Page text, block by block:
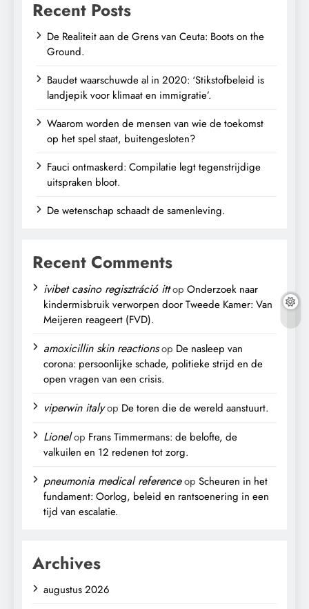
Recent Posts
De Realiteit aan de Grens van Ceuta: Boots on the
Ground.
Baudet waarschuwde al in 2020: ‘Stikstofbeleid is
landjepik voor klimaat en immigratie’.
Waarom worden de mensen van wie de toekomst
op het spel staat, buitengesloten?
Fauci ontmaskerd: Compilatie legt tegenstrijdige
uitspraken bloot.
De wetenschap schaadt de samenleving.
Recent Comments
ivibet casino regisztráció ittop Onderzoek naar
kindermisbruik verworpen door Tweede Kamer: Van
Meijeren reageert (FVD).
amoxicillin skin reactionsop De nasleep van
corona: persoonlijke schade, politieke strijd en de
open vragen van een crisis.
viperwin italyop De toren die de wereld aanstuurt.
Lionelop Frans Timmermans: de belofte, de
valkuilen en 12 redenen tot zorg.
pneumonia medical referenceop Scheuren in het
fundament: Oorlog, beleid en rantsoenering in een
tijd van escalatie.
Archives
augustus 2026